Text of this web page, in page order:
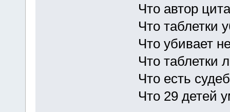
Что автор
Что таблетки
Что убивает
Что таблетки
Что есть
Что 29 детей